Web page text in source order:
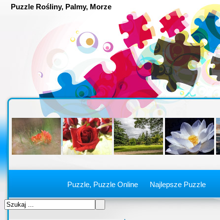
Puzzle Rośliny, Palmy, Morze
Puzzle, Puzzle Online Najlepsze Puzzle